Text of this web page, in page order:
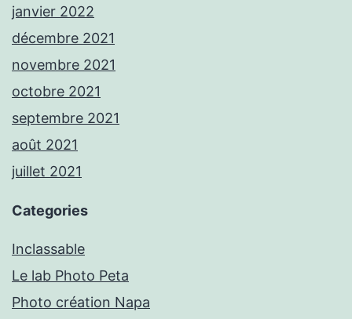
janvier 2022
décembre 2021
novembre 2021
octobre 2021
septembre 2021
août 2021
juillet 2021
Categories
Inclassable
Le lab Photo Peta
Photo création Napa